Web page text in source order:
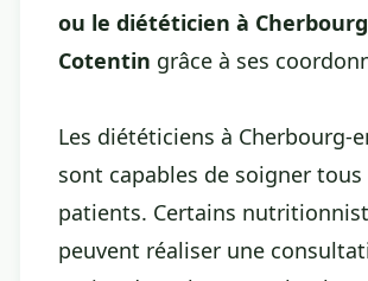
ou le diététicien à
Cotentin grâce à ses
Les diététiciens à Cherbourg-
sont capables de soigner tous
patients. Certains
peuvent réaliser une